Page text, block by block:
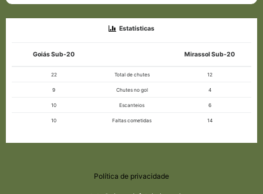
Estatísticas
Goiás Sub-20 Mirassol Sub-20
22 Total de chutes 12
9 Chutes no gol 4
10 Escanteios 6
10 Faltas cometidas 14
Política de privacidade